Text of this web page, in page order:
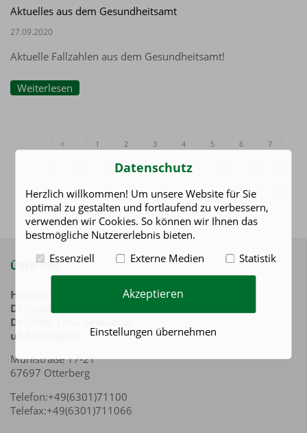
Aktuelles aus dem Gesundheitsamt
27.09.2020
Aktuelle Fallzahlen aus dem Gesundheitsamt!
Weiterlesen
< 1 2 3 4 5 6 7
11 12 13
17 18 19 20 21 22 23 24
26 28
ÜBER UNS
Hausärztliche Praxis
Dr. med. Bernd Brokamp
Dr. med. Felix Brokamp
und Kollegen
Mühlstraße 17-21
67697 Otterberg
Telefon:+49(6301)71100
Telefax:+49(6301)711066
Datenschutz
Herzlich willkommen! Um unsere Website für Sie
optimal zu gestalten und fortlaufend zu verbessern,
verwenden wir Cookies. So können wir Ihnen das
bestmögliche Nutzererlebnis bieten.
Essenziell
Externe Medien Statistik
Akzeptieren
Einstellungen übernehmen